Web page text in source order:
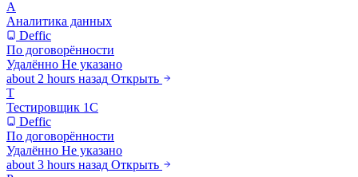
А
Аналитика данных
Deffic
По договорённости
Удалённо Не указано
about 2 hours назад Открыть
Т
Тестировщик 1С
Deffic
По договорённости
Удалённо Не указано
about 3 hours назад Открыть